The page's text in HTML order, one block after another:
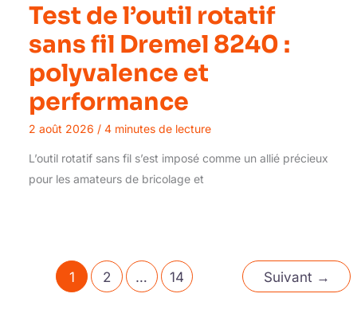
Test de l’outil rotatif
sans fil Dremel 8240 :
polyvalence et
performance
2 août 2026 / 4 minutes de lecture
L’outil rotatif sans fil s’est imposé comme un allié précieux
pour les amateurs de bricolage et
1 2 … 14 Suivant →